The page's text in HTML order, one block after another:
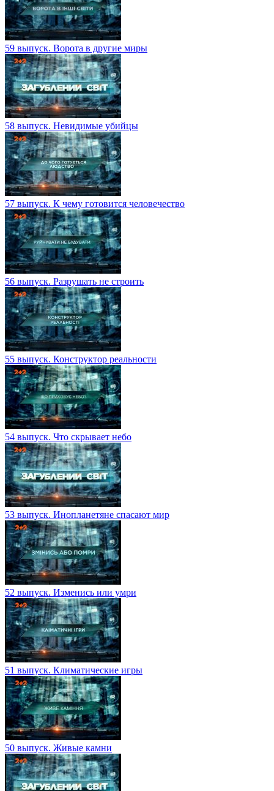
59 выпуск. Ворота в другие миры
58 выпуск. Невидимые убийцы
57 выпуск. К чему готовится человечество
56 выпуск. Разрушать не строить
55 выпуск. Конструктор реальности
54 выпуск. Что скрывает небо
53 выпуск. Инопланетяне спасают мир
52 выпуск. Изменись или умри
51 выпуск. Климатические игры
50 выпуск. Живые камни